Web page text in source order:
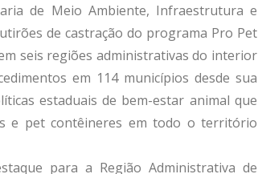
de Meio Ambiente, Infraestrutura e
de castração do programa Pro Pet
seis regiões administrativas do interior
em 114 municípios desde sua
estaduais de bem-estar animal que
e pet contêineres em todo o território
para a Região Administrativa de